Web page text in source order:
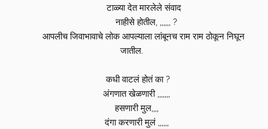
टाळ्या देत मारलेले संवाद
नाहीसे होतील, ,,,,,, ?
आपलीच जिवाभावाचे लोक आपल्याला लांबूनच राम राम ठोकून निघून
जातील.
कधी वाटलं होतं का ?
अंगणात खेळणारी ,,,,,,,
हसणारी मुल,,,,
दंगा करणारी मुलं ,,,,,,